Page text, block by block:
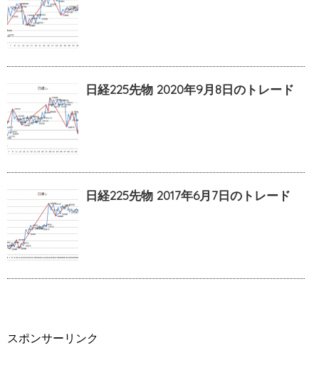
日経225先物 2020年9月8日のトレード
日経225先物 2017年6月7日のトレード
スポンサーリンク